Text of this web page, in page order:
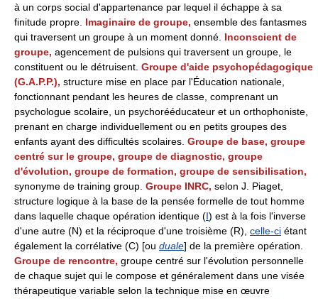
à un corps social d'appartenance par lequel il échappe à sa
finitude propre. Imaginaire de groupe, ensemble des fantasmes
qui traversent un groupe à un moment donné. Inconscient de
groupe, agencement de pulsions qui traversent un groupe, le
constituent ou le détruisent. Groupe d'aide psychopédagogique
(G.A.P.P.), structure mise en place par l'Éducation nationale,
fonctionnant pendant les heures de classe, comprenant un
psychologue scolaire, un psychorééducateur et un orthophoniste,
prenant en charge individuellement ou en petits groupes des
enfants ayant des difficultés scolaires. Groupe de base, groupe
centré sur le groupe, groupe de diagnostic, groupe
d'évolution, groupe de formation, groupe de sensibilisation,
synonyme de training group. Groupe INRC, selon J. Piaget,
structure logique à la base de la pensée formelle de tout homme
dans laquelle chaque opération identique (I) est à la fois l'inverse
d'une autre (N) et la réciproque d'une troisième (R), celle-ci étant
également la corrélative (C) [ou duale] de la première opération.
Groupe de rencontre, groupe centré sur l'évolution personnelle
de chaque sujet qui le compose et généralement dans une visée
thérapeutique variable selon la technique mise en œuvre